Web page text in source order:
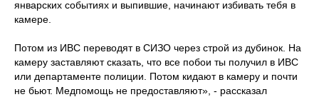
январских событиях и выпившие, начинают избивать тебя в
камере.
Потом из ИВС переводят в СИЗО через строй из дубинок. На
камеру заставляют сказать, что все побои ты получил в ИВС
или департаменте полиции. Потом кидают в камеру и почти
не бьют. Медпомощь не предоставляют», - рассказал